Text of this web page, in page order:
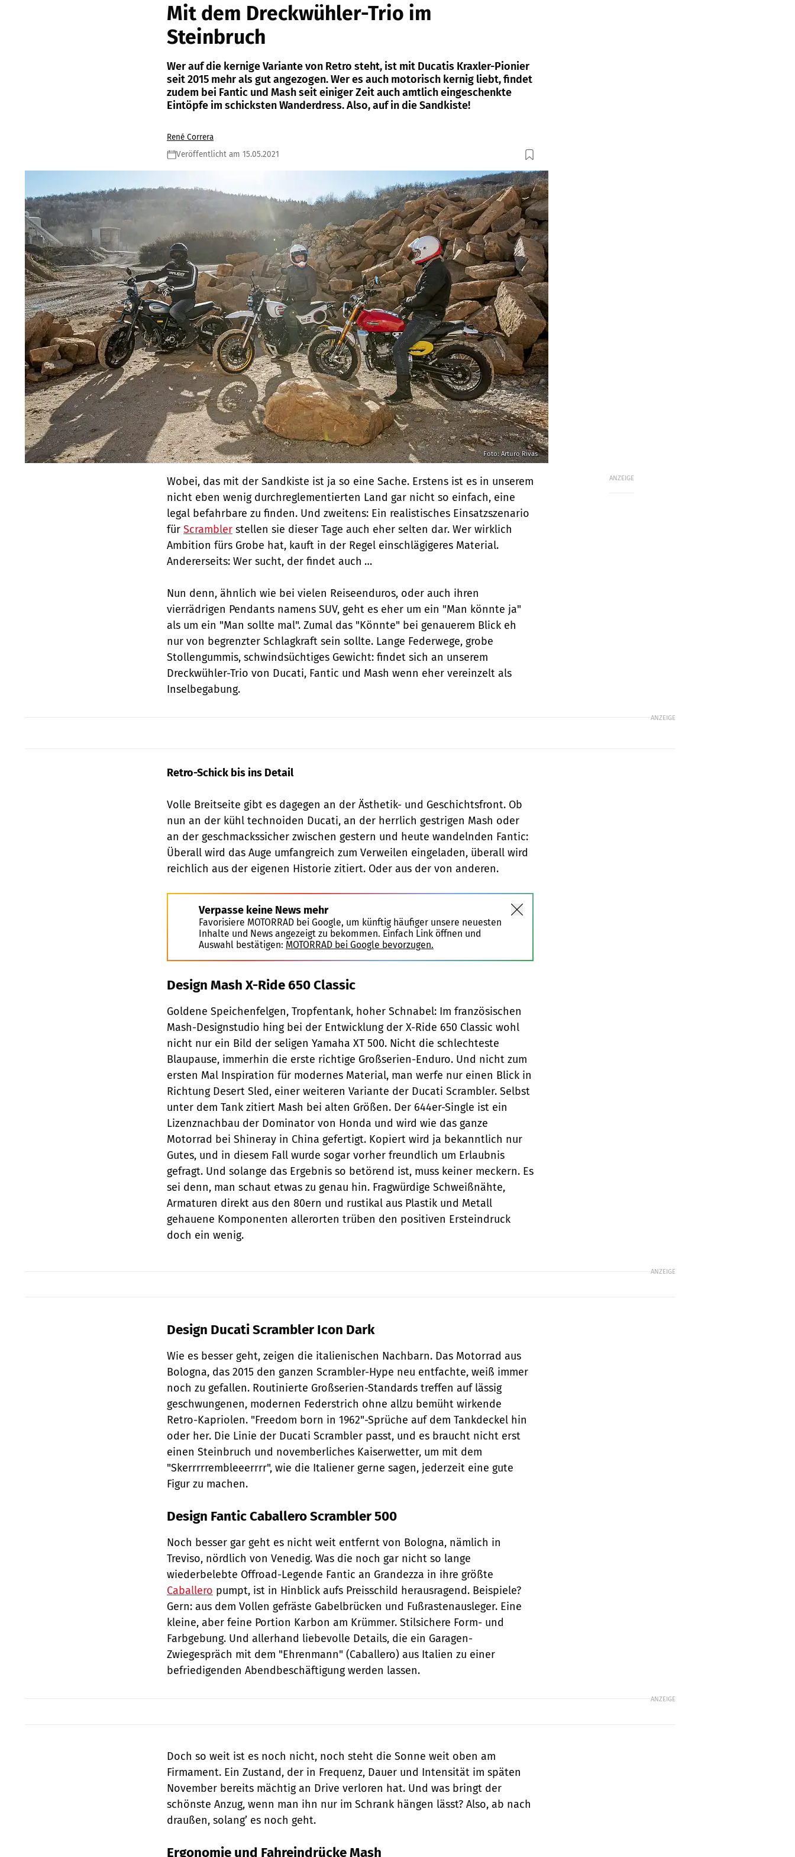
Mit dem Dreckwühler-Trio im
Steinbruch
Wer auf die kernige Variante von Retro steht, ist mit Ducatis Kraxler-Pionier
seit 2015 mehr als gut angezogen. Wer es auch motorisch kernig liebt, findet
zudem bei Fantic und Mash seit einiger Zeit auch amtlich eingeschenkte
Eintöpfe im schicksten Wanderdress. Also, auf in die Sandkiste!
René Correra
Veröffentlicht am 15.05.2021
Foto: Arturo Rivas
ANZEIGE
Wobei, das mit der Sandkiste ist ja so eine Sache. Erstens ist es in unserem
nicht eben wenig durchreglementierten Land gar nicht so einfach, eine
legal befahrbare zu finden. Und zweitens: Ein realistisches Einsatzszenario
für Scrambler stellen sie dieser Tage auch eher selten dar. Wer wirklich
Ambition fürs Grobe hat, kauft in der Regel einschlägigeres Material.
Andererseits: Wer sucht, der findet auch …
Nun denn, ähnlich wie bei vielen Reiseenduros, oder auch ihren
vierrädrigen Pendants namens SUV, geht es eher um ein "Man könnte ja"
als um ein "Man sollte mal". Zumal das "Könnte" bei genauerem Blick eh
nur von begrenzter Schlagkraft sein sollte. Lange Federwege, grobe
Stollengummis, schwindsüchtiges Gewicht: findet sich an unserem
Dreckwühler-Trio von Ducati, Fantic und Mash wenn eher vereinzelt als
Inselbegabung.
ANZEIGE
Retro-Schick bis ins Detail
Volle Breitseite gibt es dagegen an der Ästhetik- und Geschichtsfront. Ob
nun an der kühl technoiden Ducati, an der herrlich gestrigen Mash oder
an der geschmackssicher zwischen gestern und heute wandelnden Fantic:
Überall wird das Auge umfangreich zum Verweilen eingeladen, überall wird
reichlich aus der eigenen Historie zitiert. Oder aus der von anderen.
Verpasse keine News mehr
Favorisiere MOTORRAD bei Google, um künftig häufiger unsere neuesten
Inhalte und News angezeigt zu bekommen. Einfach Link öffnen und
Auswahl bestätigen: MOTORRAD bei Google bevorzugen.
Design Mash X-Ride 650 Classic
Goldene Speichenfelgen, Tropfentank, hoher Schnabel: Im französischen
Mash-Designstudio hing bei der Entwicklung der X-Ride 650 Classic wohl
nicht nur ein Bild der seligen Yamaha XT 500. Nicht die schlechteste
Blaupause, immerhin die erste richtige Großserien-Enduro. Und nicht zum
ersten Mal Inspiration für modernes Material, man werfe nur einen Blick in
Richtung Desert Sled, einer weiteren Variante der Ducati Scram­bler. Selbst
unter dem Tank zitiert Mash bei alten Größen. Der 644er-Single ist ein
Lizenznachbau der Dominator von Honda und wird wie das ganze
Motorrad bei Shineray in China gefertigt. Kopiert wird ja bekanntlich nur
Gutes, und in diesem Fall wurde sogar vorher freundlich um Erlaubnis
gefragt. Und solange das Ergebnis so betörend ist, muss keiner meckern. Es
sei denn, man schaut etwas zu genau hin. Fragwürdige Schweißnähte,
Armaturen direkt aus den 80ern und rustikal aus Plastik und Metall
gehauene Komponenten allerorten trüben den positiven Ersteindruck
doch ein wenig.
ANZEIGE
Design Ducati Scrambler Icon Dark
Wie es besser geht, zeigen die italie­nischen Nachbarn. Das Motorrad aus
Bolo­gna, das 2015 den ganzen Scrambler-Hype neu entfachte, weiß immer
noch zu gefallen. Routinierte Großserien-Standards treffen auf lässig
geschwungenen, modernen Federstrich ohne allzu bemüht wirkende
Retro-Kapriolen. "Freedom born in 1962"-­Sprüche auf dem Tankdeckel hin
oder her. Die Linie der Ducati Scrambler passt, und es braucht nicht erst
einen Steinbruch und novemberliches Kaiserwetter, um mit dem
"Skerrrrrembleeerrrr", wie die Italiener gerne sagen, jederzeit eine gute
Figur zu machen.
Design Fantic Caballero Scrambler 500
Noch besser gar geht es nicht weit entfernt von Bologna, nämlich in
Treviso, nördlich von Venedig. Was die noch gar nicht so lange
wiederbelebte Offroad-Legende Fantic an Grandezza in ihre größte
Caballero pumpt, ist in Hinblick aufs Preisschild herausragend. Beispiele?
Gern: aus dem Vollen gefräste Gabelbrücken und Fußrastenausleger. Eine
kleine, aber feine Portion Karbon am Krümmer. Stilsichere Form- und
Farbgebung. Und allerhand liebevolle Details, die ein Garagen-
Zwiegespräch mit dem "Ehrenmann" (Caballero) aus Italien zu einer
befriedigenden Abendbeschäftigung werden lassen.
ANZEIGE
Doch so weit ist es noch nicht, noch steht die Sonne weit oben am
Firmament. Ein Zustand, der in Frequenz, Dauer und Intensität im späten
November bereits mächtig an Drive verloren hat. Und was bringt der
schönste Anzug, wenn man ihn nur im Schrank hängen lässt? Also, ab nach
draußen, solang’ es noch geht.
Ergonomie und Fahreindrücke Mash